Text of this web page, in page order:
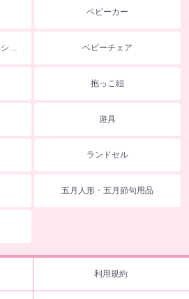
ベビーカー
ベビーチェア
抱っこ紐
遊具
ランドセル
五月人形・五月節句用品
利用規約